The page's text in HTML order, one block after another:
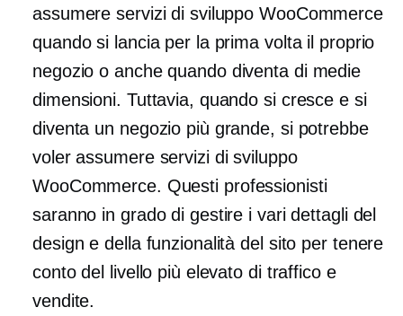
assumere servizi di sviluppo WooCommerce
quando si lancia per la prima volta il proprio
negozio o anche quando diventa di medie
dimensioni. Tuttavia, quando si cresce e si
diventa un negozio più grande, si potrebbe
voler assumere servizi di sviluppo
WooCommerce. Questi professionisti
saranno in grado di gestire i vari dettagli del
design e della funzionalità del sito per tenere
conto del livello più elevato di traffico e
vendite.